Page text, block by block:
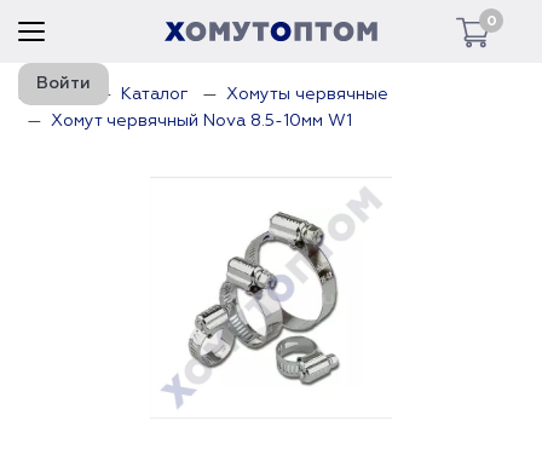
0
Войти
Главная Каталог
Хомуты червячные
Хомут червячный Nova 8.5-10мм W1